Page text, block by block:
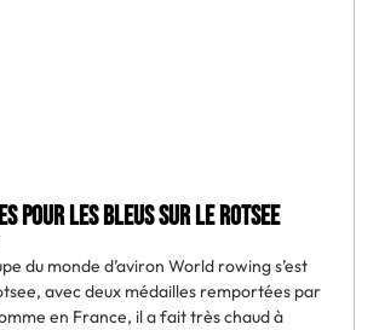
pour les Bleus sur le Rotsee
du monde d’aviron World rowing s’est
avec deux médailles remportées par
en France, il a fait très chaud à